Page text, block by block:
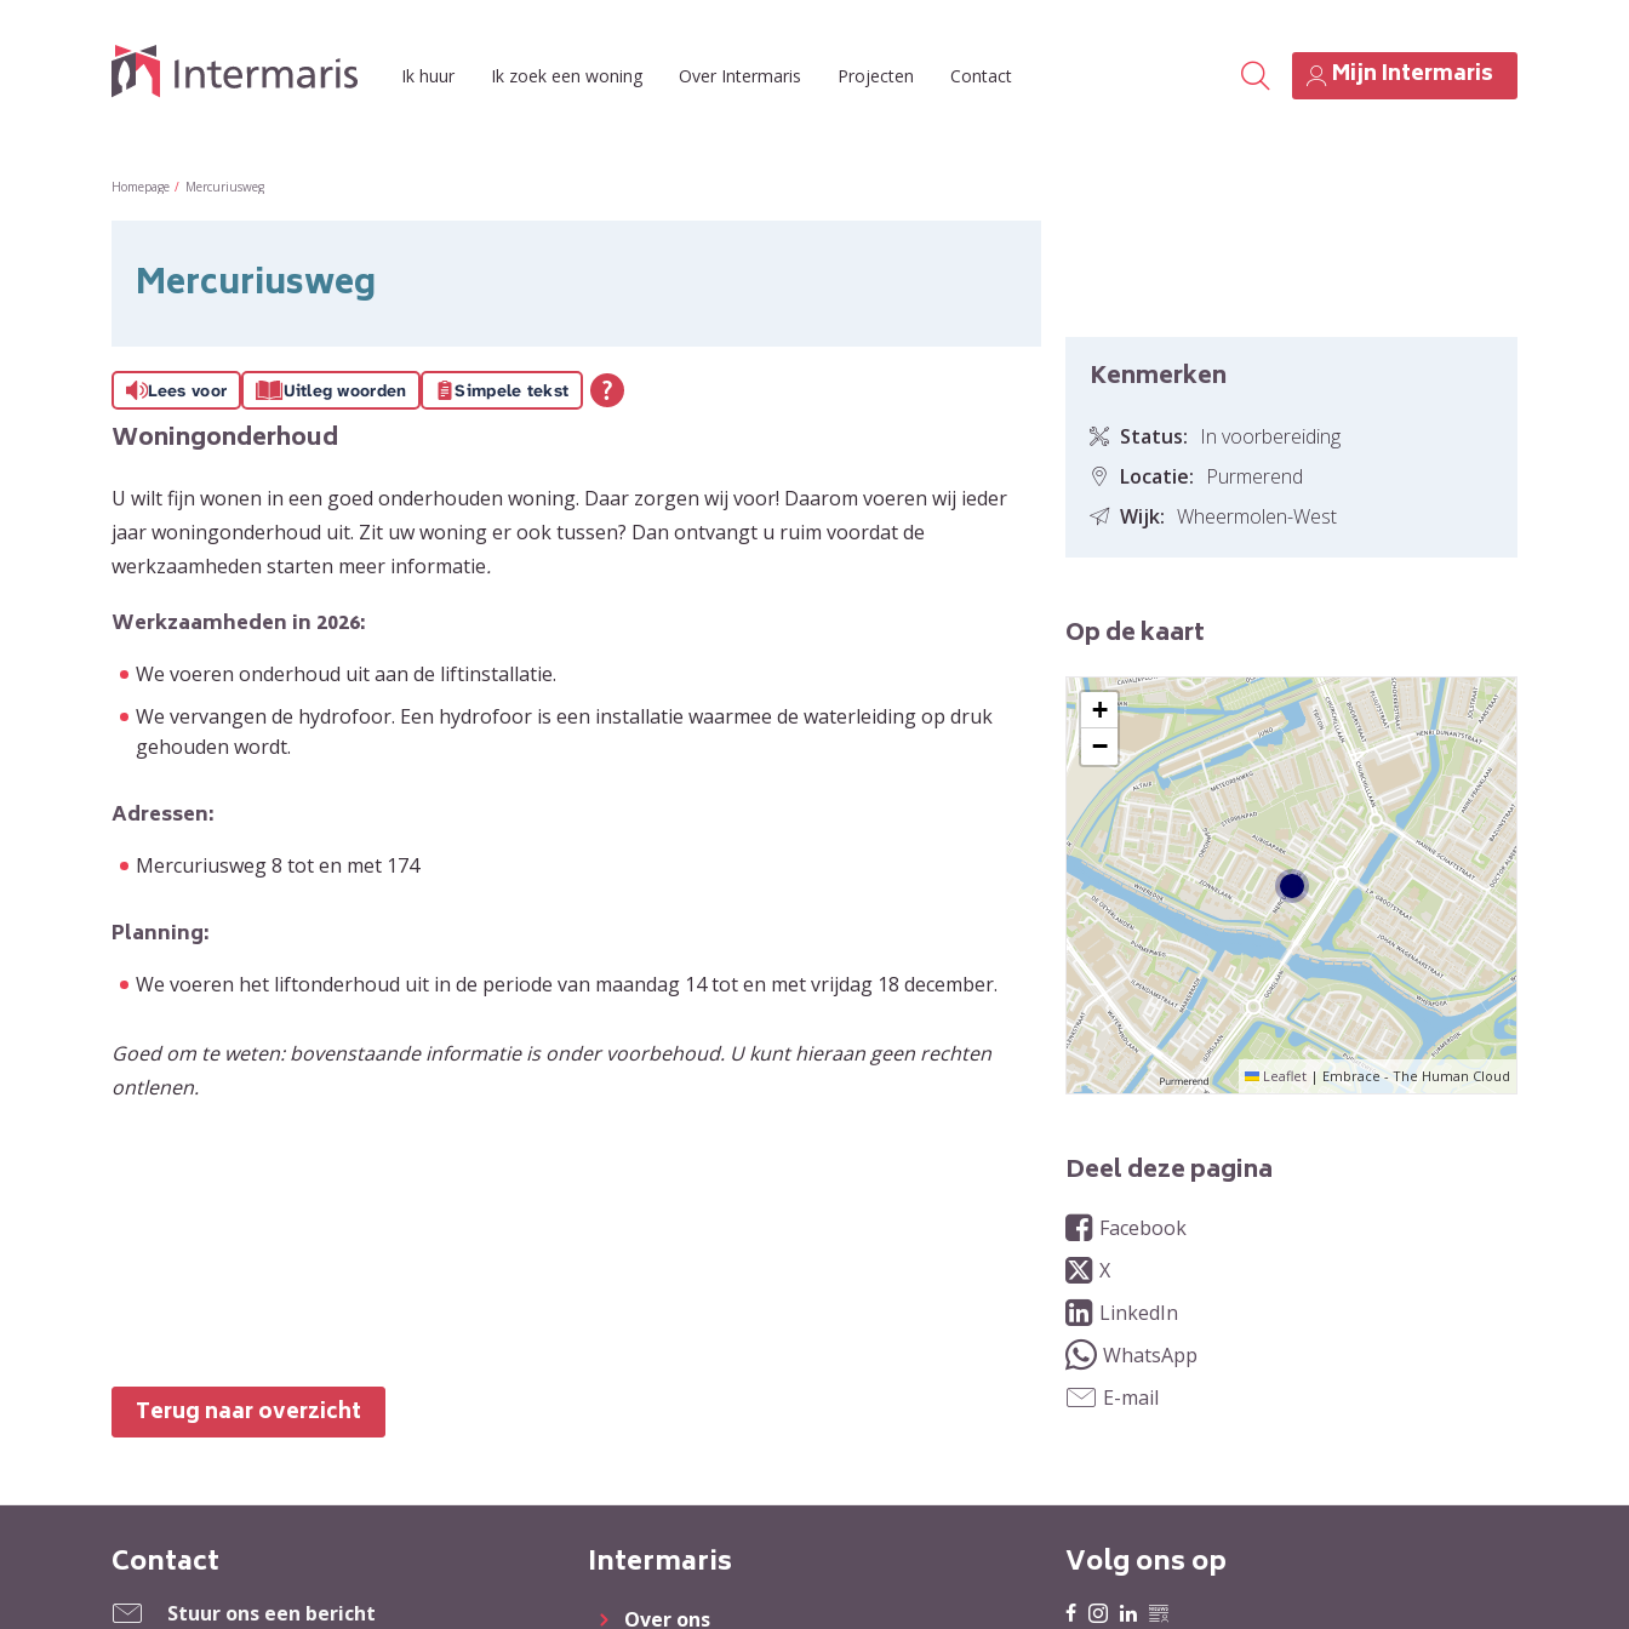
Naar hoofdinhoud
Naar hoofdnavigatiemenu
Naar zoeken
Naar de homepage
Ik huur Ik zoek een woning Over Intermaris Projecten Contact Mijn Intermaris
Homepage Mercuriusweg
Mercuriusweg
Lees voor Uitleg woorden Simpele tekst
Woningonderhoud
U wilt fijn wonen in een goed onderhouden woning. Daar zorgen wij voor! Daarom voeren wij ieder
jaar woningonderhoud uit. Zit uw woning er ook tussen? Dan ontvangt u ruim voordat de
werkzaamheden starten meer informatie.
Werkzaamheden in 2026:
We voeren onderhoud uit aan de liftinstallatie.
We vervangen de hydrofoor. Een hydrofoor is een installatie waarmee de waterleiding op druk
gehouden wordt.
Adressen:
Mercuriusweg 8 tot en met 174
Planning:
We voeren het liftonderhoud uit in de periode van maandag 14 tot en met vrijdag 18 december.
Goed om te weten: bovenstaande informatie is onder voorbehoud. U kunt hieraan geen rechten
ontlenen.
Terug naar overzicht
Kenmerken
Status: In voorbereiding
Locatie: Purmerend
Wijk: Wheermolen-West
Op de kaart
+
−
Leaflet | Embrace - The Human Cloud
Deel deze pagina
Facebook
X
LinkedIn
WhatsApp
E-mail
Contactinformatie
Contact
Stuur ons een bericht
Intermaris
Over ons
Volg ons op